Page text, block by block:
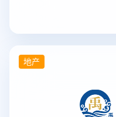
地产